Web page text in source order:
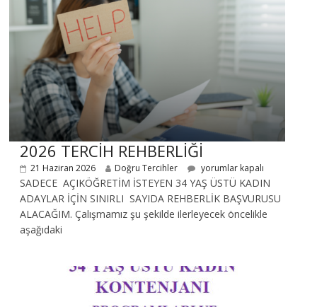
2026 TERCİH REHBERLİĞİ
21 Haziran 2026 Doğru Tercihler yorumlar kapalı
SADECE AÇIKÖĞRETİM İSTEYEN 34 YAŞ ÜSTÜ KADIN
ADAYLAR İÇİN SINIRLI SAYIDA REHBERLİK BAŞVURUSU
ALACAĞIM. Çalışmamız şu şekilde ilerleyecek öncelikle
aşağıdaki